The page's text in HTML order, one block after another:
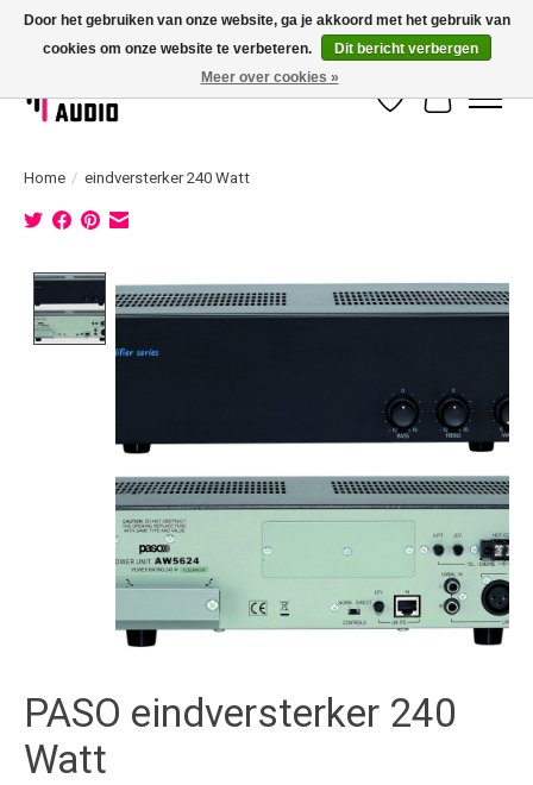
Dé specialist in 100 volt geluidsinstallatie met eigen installatieservice!
Verlanglijst
Home / eindversterker 240 Watt
Product image slideshow Items
PASO eindversterker 240
Watt
Door het gebruiken van onze website, ga je akkoord met het gebruik van
cookies om onze website te verbeteren.
Dit bericht verbergen
Meer over cookies »